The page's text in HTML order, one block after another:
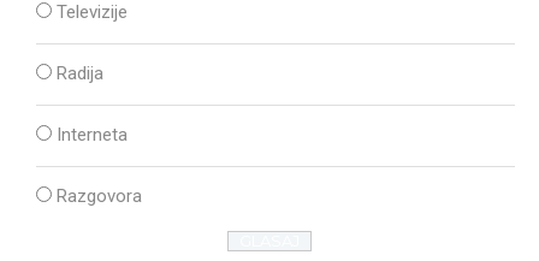
Televizije
Radija
Interneta
Razgovora